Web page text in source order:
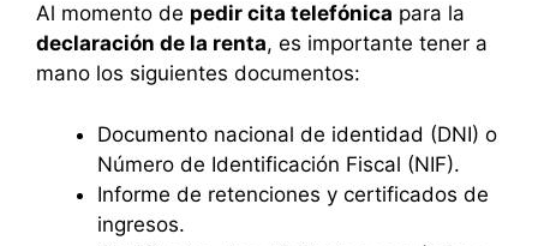
Al momento de pedir cita telefónica para la
declaración de la renta, es importante tener a
mano los siguientes documentos:
Documento nacional de identidad (DNI) o
Número de Identificación Fiscal (NIF).
Informe de retenciones y certificados de
ingresos.